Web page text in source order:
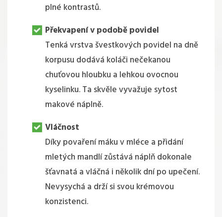
plné kontrastů.
Překvapení v podobě povidel
Tenká vrstva švestkových povidel na dně
korpusu dodává koláči nečekanou
chuťovou hloubku a lehkou ovocnou
kyselinku. Ta skvěle vyvažuje sytost
makové náplně.
Vláčnost
Díky povaření máku v mléce a přidání
mletých mandlí zůstává náplň dokonale
šťavnatá a vláčná i několik dní po upečení.
Nevysychá a drží si svou krémovou
konzistenci.